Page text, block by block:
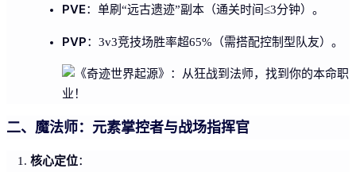
PVE：单刷“远古遗迹”副本（通关时间≤3分钟）。
PVP：3v3竞技场胜率超65%（需搭配控制型队友）。
二、魔法师：元素掌控者与战场指挥官
核心定位：